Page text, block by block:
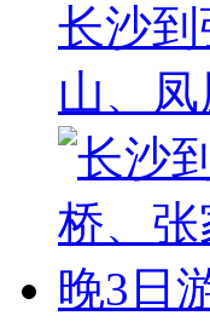
长沙
山、